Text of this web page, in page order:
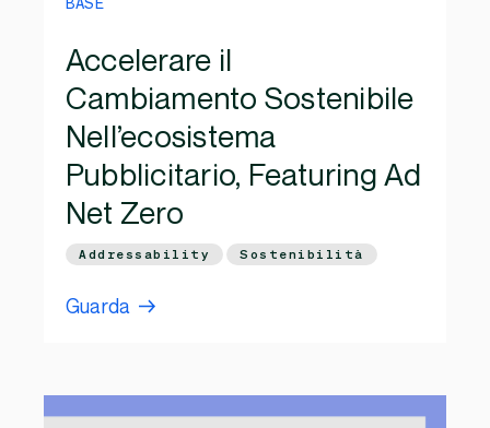
Accelerare il
Cambiamento Sostenibile
Nell’ecosistema
Pubblicitario, Featuring Ad
Net Zero
Addressability Sostenibilità
Guarda